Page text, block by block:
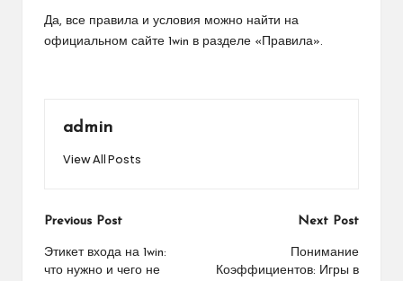
Да, все правила и условия можно найти на
официальном сайте 1win в разделе «Правила».
admin
View All Posts
Post
navigation
Previous Post
Этикет входа на 1win:
что нужно и чего не
Next Post
Понимание
Коэффициентов: Игры в